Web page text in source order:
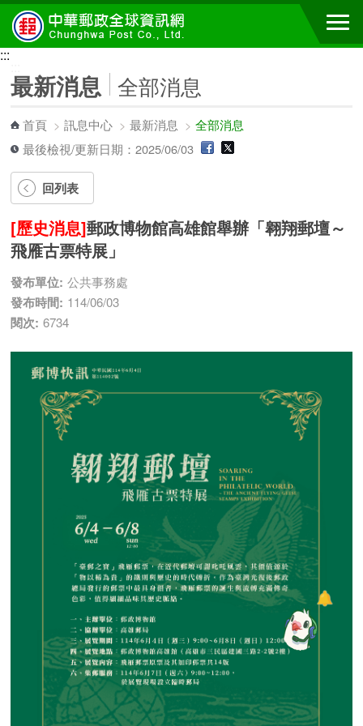
跳到主要內容區塊
:::
最新消息 全部消息
首頁 >訊息中心 >最新消息 >全部消息
最後檢視/更新日期：2025/06/03
回列表
[歷史消息]郵政博物館高雄館舉辦「翱翔郵壇～
飛雁古票特展」
發布單位: 公共事務處
發布時間: 114/06/03
閱次: 6734